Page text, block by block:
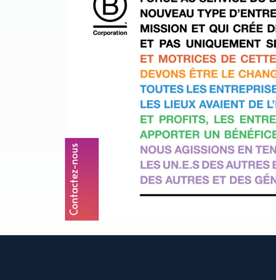
Contactez-nous